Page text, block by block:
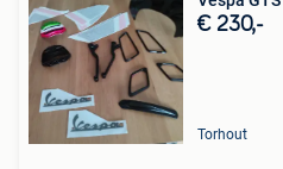
€ 230,-
Torhout